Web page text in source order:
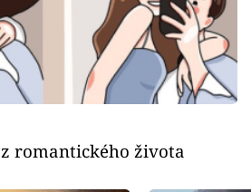
romantického života